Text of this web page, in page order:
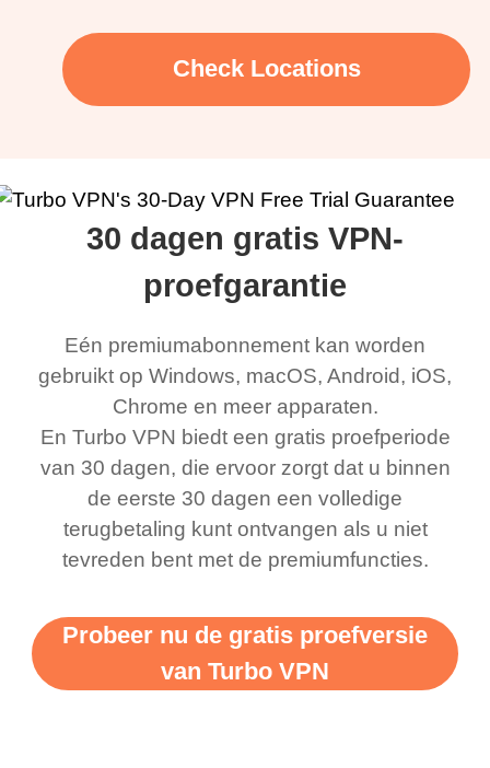
Check Locations
30 dagen gratis VPN-
proefgarantie
Eén premiumabonnement kan worden
gebruikt op Windows, macOS, Android, iOS,
Chrome en meer apparaten.
En Turbo VPN biedt een gratis proefperiode
van 30 dagen, die ervoor zorgt dat u binnen
de eerste 30 dagen een volledige
terugbetaling kunt ontvangen als u niet
tevreden bent met de premiumfuncties.
Probeer nu de gratis proefversie
van Turbo VPN